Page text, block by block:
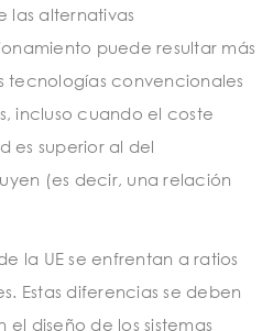
las alternativas
puede resultar más
tecnologías convencionales
incluso cuando el coste
es superior al del
(es decir, una relación
la UE se enfrentan a ratios
Estas diferencias se deben
el diseño de los sistemas